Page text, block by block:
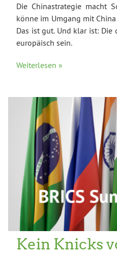
Die Chinastrategie macht
könne im Umgang mit
Das ist gut. Und klar ist:
europäisch sein.
Weiterlesen »
Kein Knicks